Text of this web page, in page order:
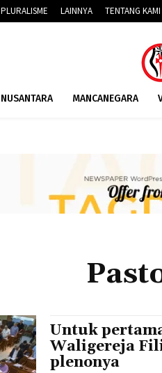
PLURALISME LAINNYA TENTANG KAMI
NUSANTARA MANCANEGARA
Untuk
Waligereja
plenonya